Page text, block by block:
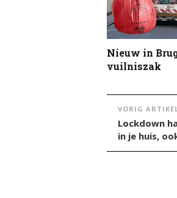
Nieuw in
vuilniszak
VORIG
Lockdown
in je huis,